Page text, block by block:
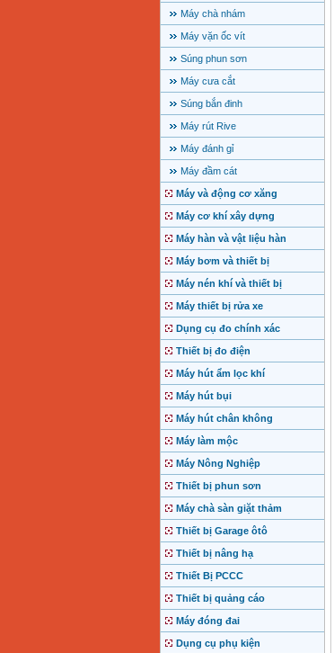
Máy chà nhám
Máy vặn ốc vít
Súng phun sơn
Máy cưa cắt
Súng bắn đinh
Máy rút Rive
Máy đánh gỉ
Máy đầm cát
Máy và động cơ xăng
Máy cơ khí xây dựng
Máy hàn và vật liệu hàn
Máy bơm và thiết bị
Máy nén khí và thiết bị
Máy thiết bị rửa xe
Dụng cụ đo chính xác
Thiết bị đo điện
Máy hút ẩm lọc khí
Máy hút bụi
Máy hút chân không
Máy làm mộc
Máy Nông Nghiệp
Thiết bị phun sơn
Máy chà sàn giặt thảm
Thiết bị Garage ôtô
Thiết bị nâng hạ
Thiết Bị PCCC
Thiết bị quảng cáo
Máy đóng đai
Dụng cụ phụ kiện